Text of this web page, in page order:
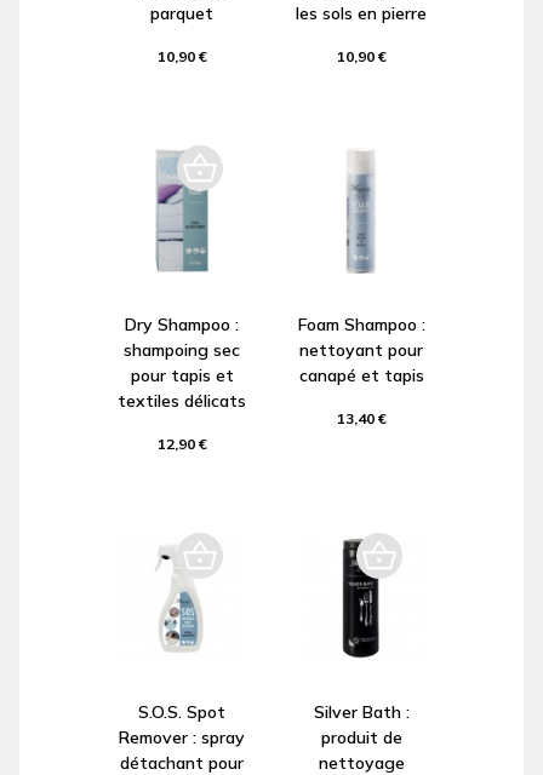
parquet
10,90 €
les sols en pierre
10,90 €
Dry Shampoo :
shampoing sec
pour tapis et
textiles délicats
12,90 €
Foam Shampoo :
nettoyant pour
canapé et tapis
13,40 €
S.O.S. Spot
Remover : spray
détachant pour
Silver Bath :
produit de
nettoyage